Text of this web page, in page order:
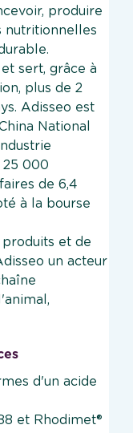
produire
nutritionnelles
sert, grâce à
plus de 2
Adisseo est
National
25 000
de 6,4
à la bourse
et de
un acteur
d'un acide
et Rhodimet®